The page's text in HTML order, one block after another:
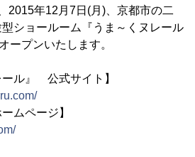
2015年12月7日(月)、京都市の二
ショールーム『うま～くヌレール
ープンいたします。
ール』 公式サイト】
ムページ】